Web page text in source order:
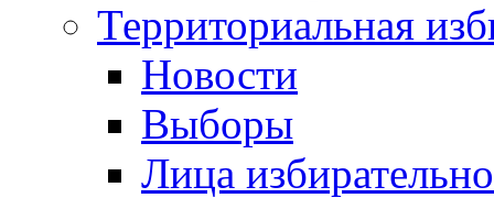
Территориальная
Новости
Выборы
Лица